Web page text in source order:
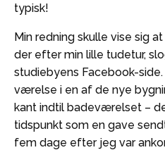
typisk!
Min redning skulle vise sig
der efter min lille tudetur,
studiebyens Facebook-
værelse i en af de nye
kant indtil badeværelset –
tidspunkt som en gave
fem dage efter jeg var